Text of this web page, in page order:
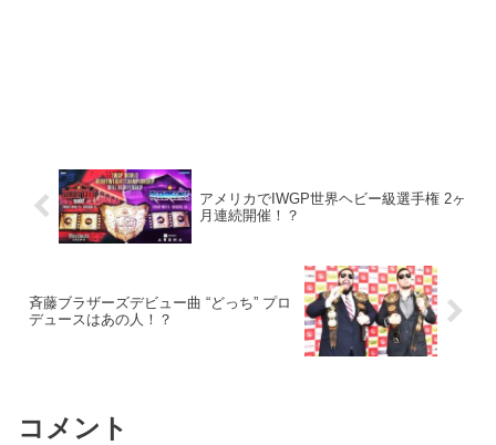
アメリカでIWGP世界ヘビー級選手権 2ヶ
月連続開催！？
斉藤ブラザーズデビュー曲 “どっち” プロ
デュースはあの人！？
コメント